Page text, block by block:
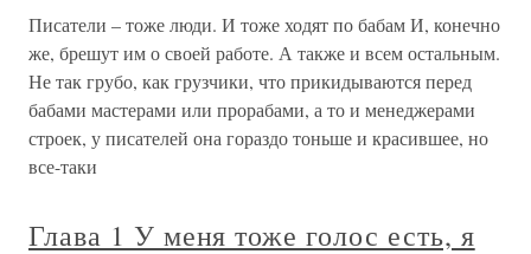
Писатели – тоже люди. И тоже ходят по бабам И, конечно
же, брешут им о своей работе. А также и всем остальным.
Не так грубо, как грузчики, что прикидываются перед
бабами мастерами или прорабами, а то и менеджерами
строек, у писателей она гораздо тоньше и красившее, но
все-таки
Глава 1 У меня тоже голос есть, я